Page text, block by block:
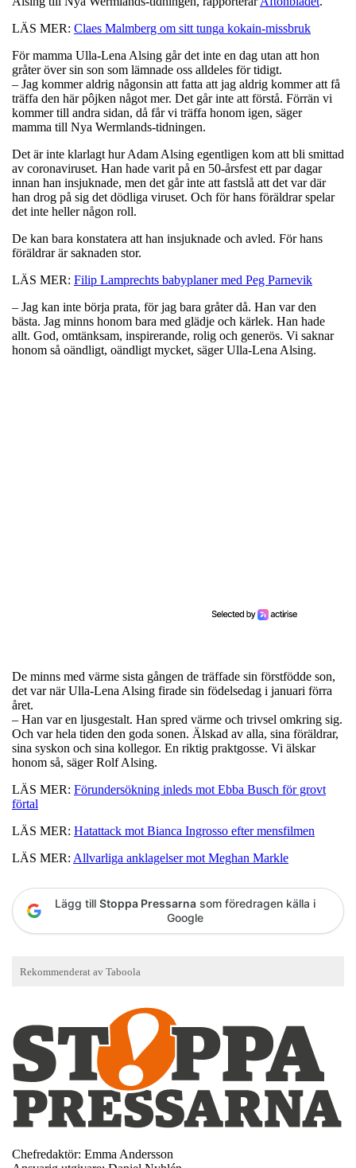
LÄS MER: Claes Malmberg om sitt tunga kokain-missbruk
För mamma Ulla-Lena Alsing går det inte en dag utan att hon
gråter över sin son som lämnade oss alldeles för tidigt.
– Jag kommer aldrig någonsin att fatta att jag aldrig kommer att få
träffa den här pôjken något mer. Det går inte att förstå. Förrän vi
kommer till andra sidan, då får vi träffa honom igen, säger
mamma till Nya Wermlands-tidningen.
Det är inte klarlagt hur Adam Alsing egentligen kom att bli smittad
av coronaviruset. Han hade varit på en 50-årsfest ett par dagar
innan han insjuknade, men det går inte att fastslå att det var där
han drog på sig det dödliga viruset. Och för hans föräldrar spelar
det inte heller någon roll.
De kan bara konstatera att han insjuknade och avled. För hans
föräldrar är saknaden stor.
LÄS MER: Filip Lamprechts babyplaner med Peg Parnevik
– Jag kan inte börja prata, för jag bara gråter då. Han var den
bästa. Jag minns honom bara med glädje och kärlek. Han hade
allt. God, omtänksam, inspirerande, rolig och generös. Vi saknar
honom så oändligt, oändligt mycket, säger Ulla-Lena Alsing.
De minns med värme sista gången de träffade sin förstfödde son,
det var när Ulla-Lena Alsing firade sin födelsedag i januari förra
året.
– Han var en ljusgestalt. Han spred värme och trivsel omkring sig.
Och var hela tiden den goda sonen. Älskad av alla, sina föräldrar,
sina syskon och sina kollegor. En riktig praktgosse. Vi älskar
honom så, säger Rolf Alsing.
LÄS MER: Förundersökning inleds mot Ebba Busch för grovt
förtal
LÄS MER: Hatattack mot Bianca Ingrosso efter mensfilmen
LÄS MER: Allvarliga anklagelser mot Meghan Markle
Lägg till Stoppa Pressarna som föredragen källa i
Google
Chefredaktör: Emma Andersson